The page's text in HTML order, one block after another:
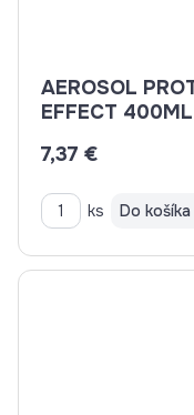
AEROSOL
EFFECT 400ML
7,37 €
ks Do košíka